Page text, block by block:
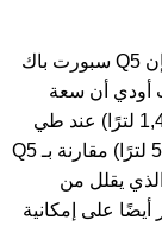
على الرغم من التحسينات في التصميم والأداء، فإن Q5 سبورت باك
أودي أن سعة
الأمتعة في السيارة تصل إلى 50 قدمًا مكعبة (1,415 لترًا) عند طي
المقاعد الخلفية، وهو أقل بمقدار 2 قدم مكعب (58 لترًا) مقارنة بـ Q5
يقلل من
أيضًا على إمكانية